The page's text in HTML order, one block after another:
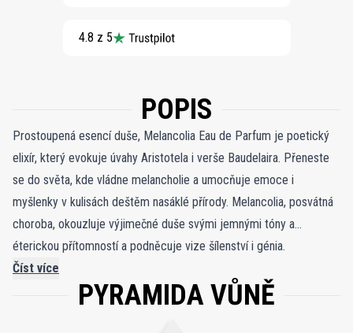
4.8 z 5
POPIS
Prostoupená esencí duše, Melancolia Eau de Parfum je poetický
elixír, který evokuje úvahy Aristotela i verše Baudelaira. Přeneste
se do světa, kde vládne melancholie a umocňuje emoce i
myšlenky v kulisách deštěm nasáklé přírody. Melancolia, posvátná
choroba, okouzluje výjimečné duše svými jemnými tóny a
éterickou přítomností a podněcuje vize šílenství i génia.
Překračuje hranice nostalgie, povznáší spleen a vyvolává hluboký
pocit touhy a tajemství. Nechte se obklopit vodou ducha, která vás
Číst více
PYRAMIDA VŮNĚ